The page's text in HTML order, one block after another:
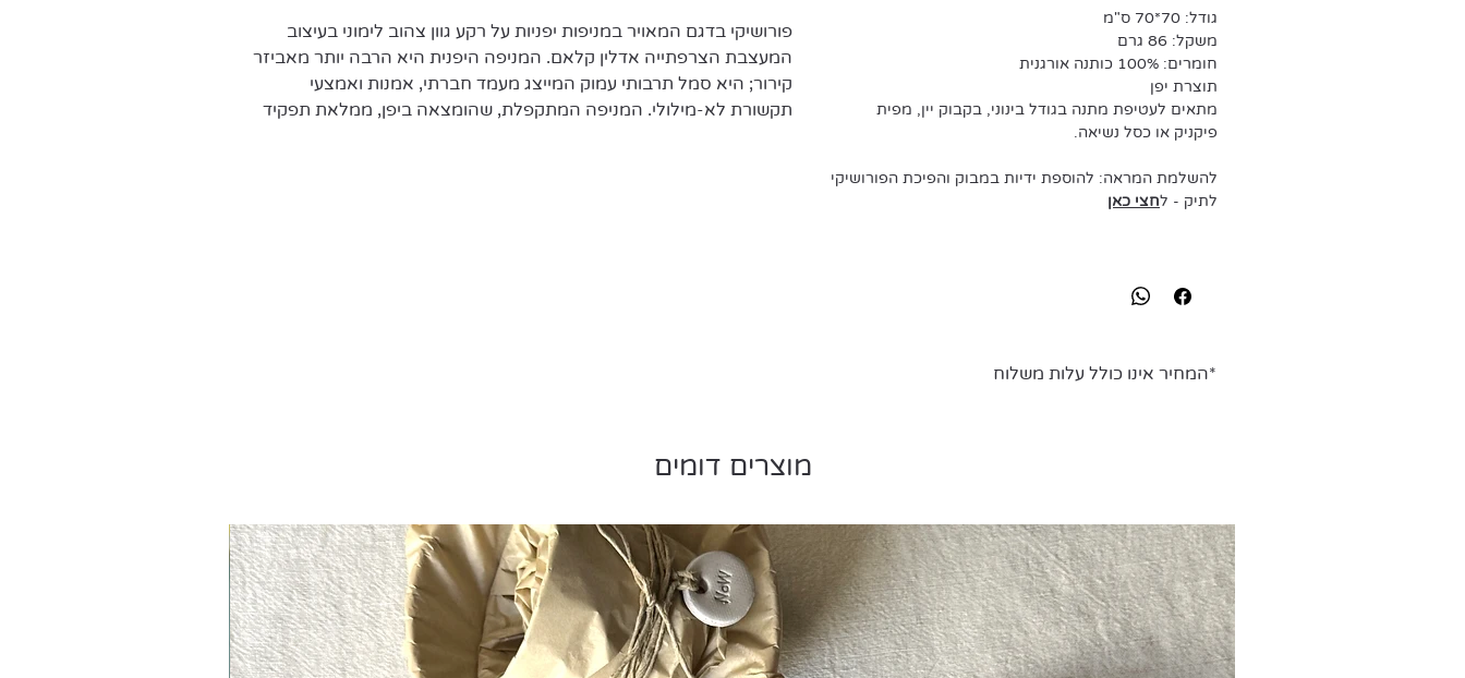
פורושיקי בדגם המאויר במניפות יפניות על רקע גוון צהוב לימוני בעיצוב
המעצבת הצרפתייה אדלין קלאם. המניפה היפנית היא הרבה יותר מאביזר
קירור; היא סמל תרבותי עמוק המייצג מעמד חברתי, אמנות ואמצעי
תקשורת לא-מילולי. המניפה המתקפלת, שהומצאה ביפן, ממלאת תפקיד
גודל: 70*70 ס"מ
משקל: 86 גרם
חומרים: 100% כותנה אורגנית
תוצרת יפן
מתאים לעטיפת מתנה בגודל בינוני, בקבוק יין, מפית
פיקניק או כסל נשיאה.
להשלמת המראה: להוספת ידיות במבוק והפיכת הפורושיקי
לתיק - לחצי כאן
*המחיר אינו כולל עלות משלוח
מוצרים דומים